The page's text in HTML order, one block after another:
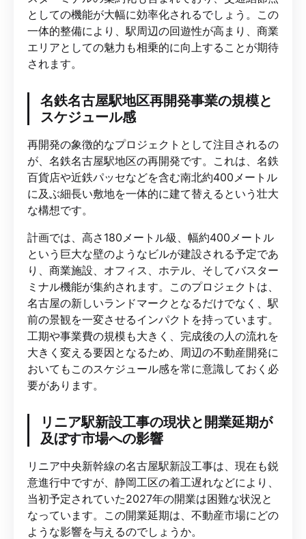
としての機能が大幅に効率化されるでしょう。この
一体的整備により、駅周辺の回遊性が高まり、商業
エリアとしての魅力も相乗的に向上することが期待
されます。
名鉄名古屋駅地区再開発事業の規模と
スケジュール感
再開発の象徴的なプロジェクトとして注目されるの
が、名鉄名古屋駅地区の再開発です。これは、名鉄
百貨店や近鉄パッセなどを含む南北約400メートル
に及ぶ細長い敷地を一体的に建て替えるという壮大
な構想です。
計画では、高さ180メートル級、幅約400メートル
という巨大な壁のようなビルが建設される予定であ
り、商業施設、オフィス、ホテル、そしてバスター
ミナル機能が集約されます。このプロジェクトは、
名古屋の新しいランドマークとなるだけでなく、駅
前の景観を一変させるインパクトを持っています。
工期や事業費の規模も大きく、完成後の人の流れを
大きく変える要因となるため、周辺の不動産開発に
おいてもこのスケジュール感を常に意識しておく必
要があります。
リニア駅新設工事の現状と開業延期が
及ぼす市場への影響
リニア中央新幹線の名古屋駅新設工事は、現在も鋭
意進行中ですが、静岡工区の着工遅れなどにより、
当初予定されていた2027年の開業は困難な状況と
なっています。この開業延期は、不動産市場にどの
ような影響を与えるのでしょうか。